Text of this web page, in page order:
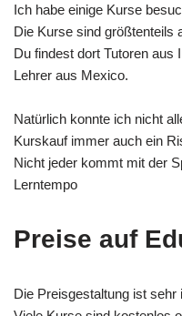
Ich habe einige Kurse
Die Kurse sind größtenteils
Du findest dort Tutoren aus
Lehrer aus Mexico.
Natürlich konnte ich nicht
Kurskauf immer auch ein
Nicht jeder kommt mit der
Lerntempo
Preise auf
Die Preisgestaltung ist sehr